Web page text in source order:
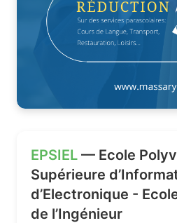
EPSIEL — Ecole
Supérieure
d’Electronique -
de l’Ingénieur